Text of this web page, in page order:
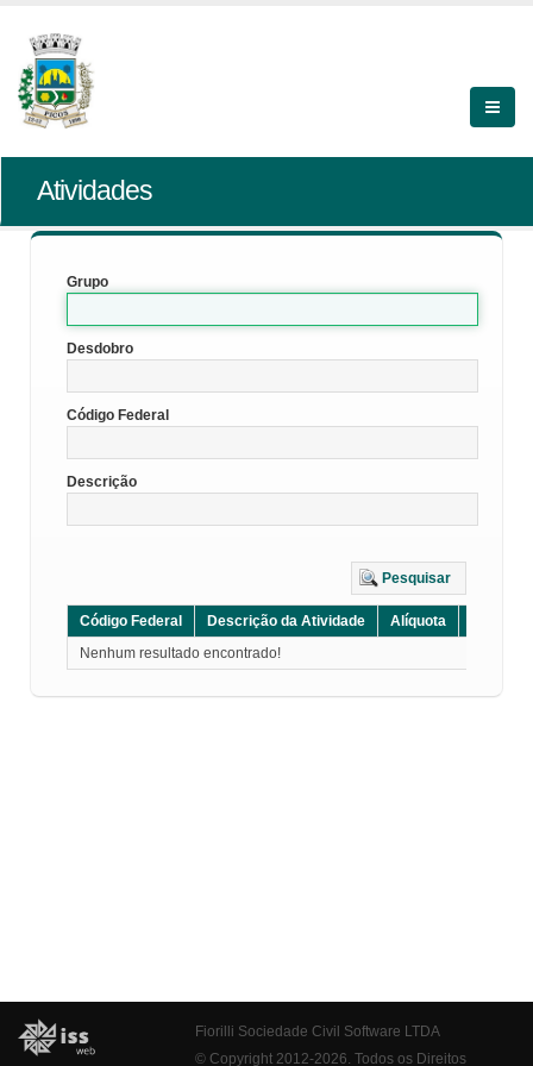
Atividades
Grupo
Desdobro
Código Federal
Descrição
Pesquisar
Código Federal Descrição da Atividade Alíquota
Nenhum resultado encontrado!
Fiorilli Sociedade Civil Software LTDA
© Copyright 2012-2026. Todos os Direitos